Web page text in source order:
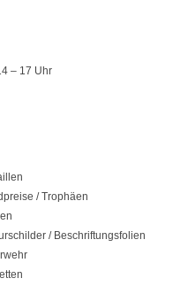
– 17 Uhr
/ Trophäen
/ Beschriftungsfolien